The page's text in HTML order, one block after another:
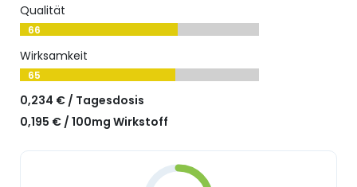
Qualität
66
Wirksamkeit
65
0,234 € / Tagesdosis
0,195 € / 100mg Wirkstoff